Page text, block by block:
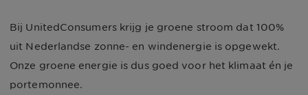
Bij UnitedConsumers krijg je groene stroom dat 100%
uit Nederlandse zonne- en windenergie is opgewekt.
Onze groene energie is dus goed voor het klimaat én je
portemonnee.